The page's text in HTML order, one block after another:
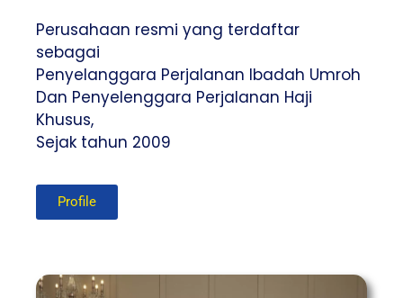
Perusahaan resmi yang terdaftar
sebagai
Penyelanggara Perjalanan Ibadah Umroh
Dan Penyelenggara Perjalanan Haji
Khusus,
Sejak tahun 2009
Profile